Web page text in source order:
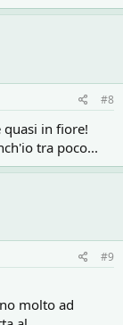
#8
in fiore!
tra poco...
#9
molto ad